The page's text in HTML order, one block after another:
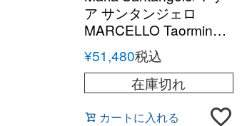
ア サンタンジェロ
MARCELLO Taormina
リネンシャツジャケッ
ト
¥51,480税込
在庫切れ
カートに入れる